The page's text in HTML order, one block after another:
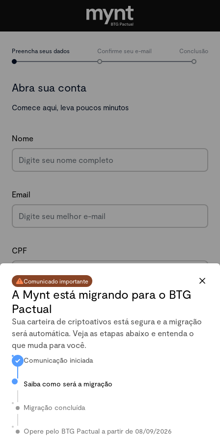
Preencha seus dados Confirme seu e-mail Conclusão
Abra sua conta
Comece aqui, leva poucos minutos
Nome
Email
CPF
Data de nascimento
Celular
Comunicado importante
A Mynt está migrando para o BTG
Pactual
Sua carteira de criptoativos está segura e a migração
será automática. Veja as etapas abaixo e entenda o
que muda para você.
Comunicação iniciada
Saiba como será a migração
Migração concluída
Opere pelo BTG Pactual a partir de 08/09/2026